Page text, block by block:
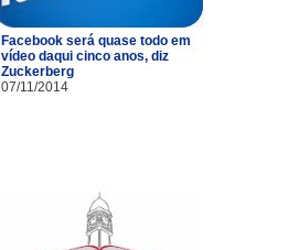
Facebook será quase todo em
vídeo daqui cinco anos, diz
Zuckerberg
07/11/2014